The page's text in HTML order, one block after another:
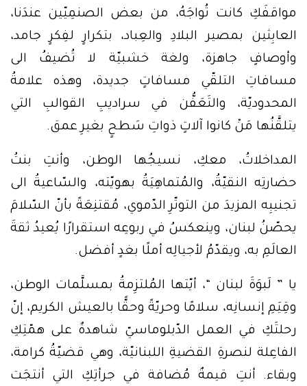
مواقفَكِ كانت تُواجَهُ، من بعض الصنمِيّين عندَنا،
العابِثين بمصير البلادِ والعِباد، بتكرارٍ لفِكرٍ جامد،
وأوصافٍ جاهزة، ولغة خشبيّة لا تُضيفُ الى
مسافاتِ التلقّي مسافاتٍ جديدة، وهذه علامةُ
المحدوديّة، والتَعَفُّن في سراديبِ القوالبِ التي
يتلقَّنُها مَنْ كانوا آلاتٍ ذواتِ سَطحٍ بغيرِ عمق.
المداخلاتُ، معكِ، نسيجُها الوطن، وأنتِ بنتُ
حضارتِه النقيّةُ، والمُتماهِيَةُ بهويّته، والسّاعيةُ الى
تجنيبِه المزيدَ من التوتّرِ الدّموي، مُقتنِعَةً بأنّ السّلامَ
يحصّنُ لبنان، وينعكسُ في ربوعِه استقرارًا يُعيدُ ثقةَ
العالَمِ به، ويقدّمُ لأجيالِه أملًا بغدٍ أفضل.
يا ” لَبوَةَ لبنان “، أيّتها المُلتزِمةُ بمسلَّمات الوطن،
وقِيَمِ إنسانِه، سلامًا وحريّةً وحقًّا بالعيش الكريم، إنّ
رحلتَكِ في العمل الدّبلوماسيّ شاهدةٌ على همّتِكِ
الفاعِلة لنصرةِ القضيةِ اللبنانيّة، وهي قضيّةُ كرامة،
وبقاء. أنتِ قيمةٌ مُضافة في جرأتِكِ التي أنتجَت